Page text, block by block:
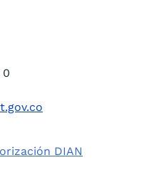
0
DIAN